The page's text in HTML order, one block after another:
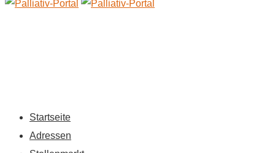
Startseite
Adressen